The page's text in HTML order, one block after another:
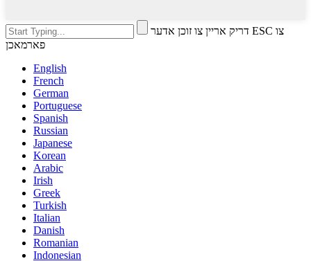
דריק אריין צו זוכן אדער ESC צו
פארמאכן
English
French
German
Portuguese
Spanish
Russian
Japanese
Korean
Arabic
Irish
Greek
Turkish
Italian
Danish
Romanian
Indonesian